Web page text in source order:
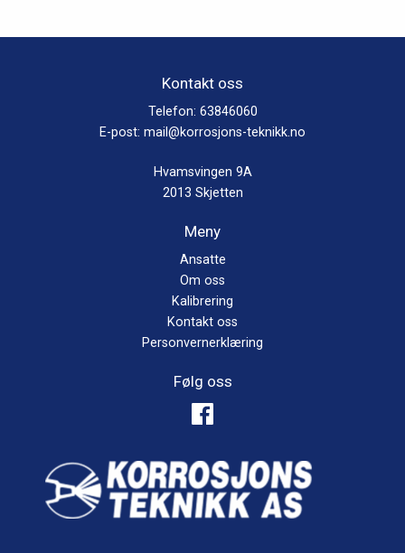
Kontakt oss
Telefon: 63846060
E-post: mail@korrosjons-teknikk.no
Hvamsvingen 9A
2013 Skjetten
Meny
Ansatte
Om oss
Kalibrering
Kontakt oss
Personvernerklæring
Følg oss